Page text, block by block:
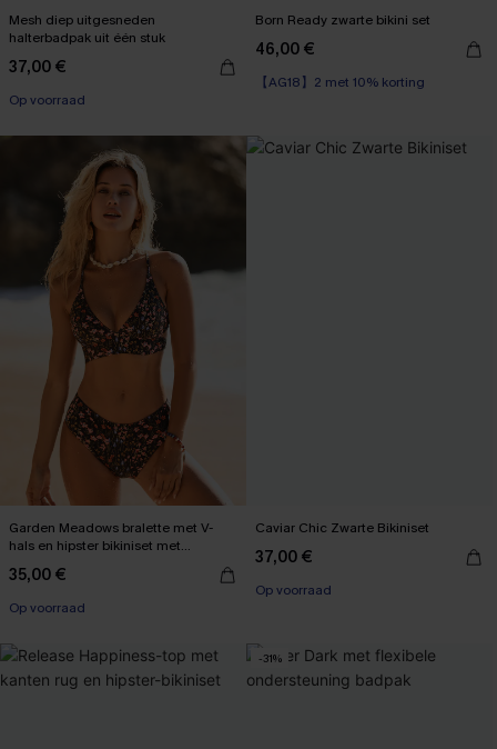
Mesh diep uitgesneden
halterbadpak uit één stuk
37,00 €
Op voorraad
Born Ready zwarte bikini set
46,00 €
【AG18】2 met 10% korting
Op voorraad
Garden Meadows bralette met V-
hals en hipster bikiniset met
35,00 €
Op voorraad
Caviar Chic Zwarte Bikiniset
37,00 €
Op voorraad
-31%